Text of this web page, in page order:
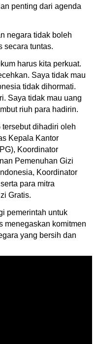
penting dari agenda
negara tidak boleh
secara tuntas.
harus kita perkuat.
Saya tidak mau
tidak dihormati.
Saya tidak mau uang
riuh para hadirin.
dihadiri oleh
Kepala Kantor
Koordinator
Pemenuhan Gizi
Koordinator
para mitra
Gratis.
pemerintah untuk
menegaskan komitmen
yang bersih dan